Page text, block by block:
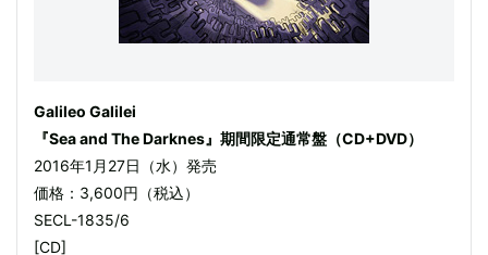
Galileo Galilei
『Sea and The Darknes』期間限定通常盤（CD+DVD）
2016年1月27日（水）発売
価格：3,600円（税込）
SECL-1835/6
[CD]